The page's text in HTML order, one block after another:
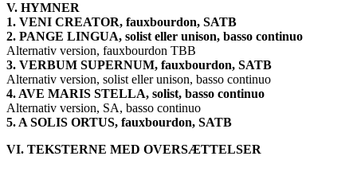
V. HYMNER
1. VENI CREATOR, fauxbourdon, SATB
2. PANGE LINGUA, solist eller unison, basso continuo
Alternativ version, fauxbourdon TBB
3. VERBUM SUPERNUM, fauxbourdon, SATB
Alternativ version, solist eller unison, basso continuo
4. AVE MARIS STELLA, solist, basso continuo
Alternativ version, SA, basso continuo
5. A SOLIS ORTUS, fauxbourdon, SATB
VI. TEKSTERNE MED OVERSÆTTELSER